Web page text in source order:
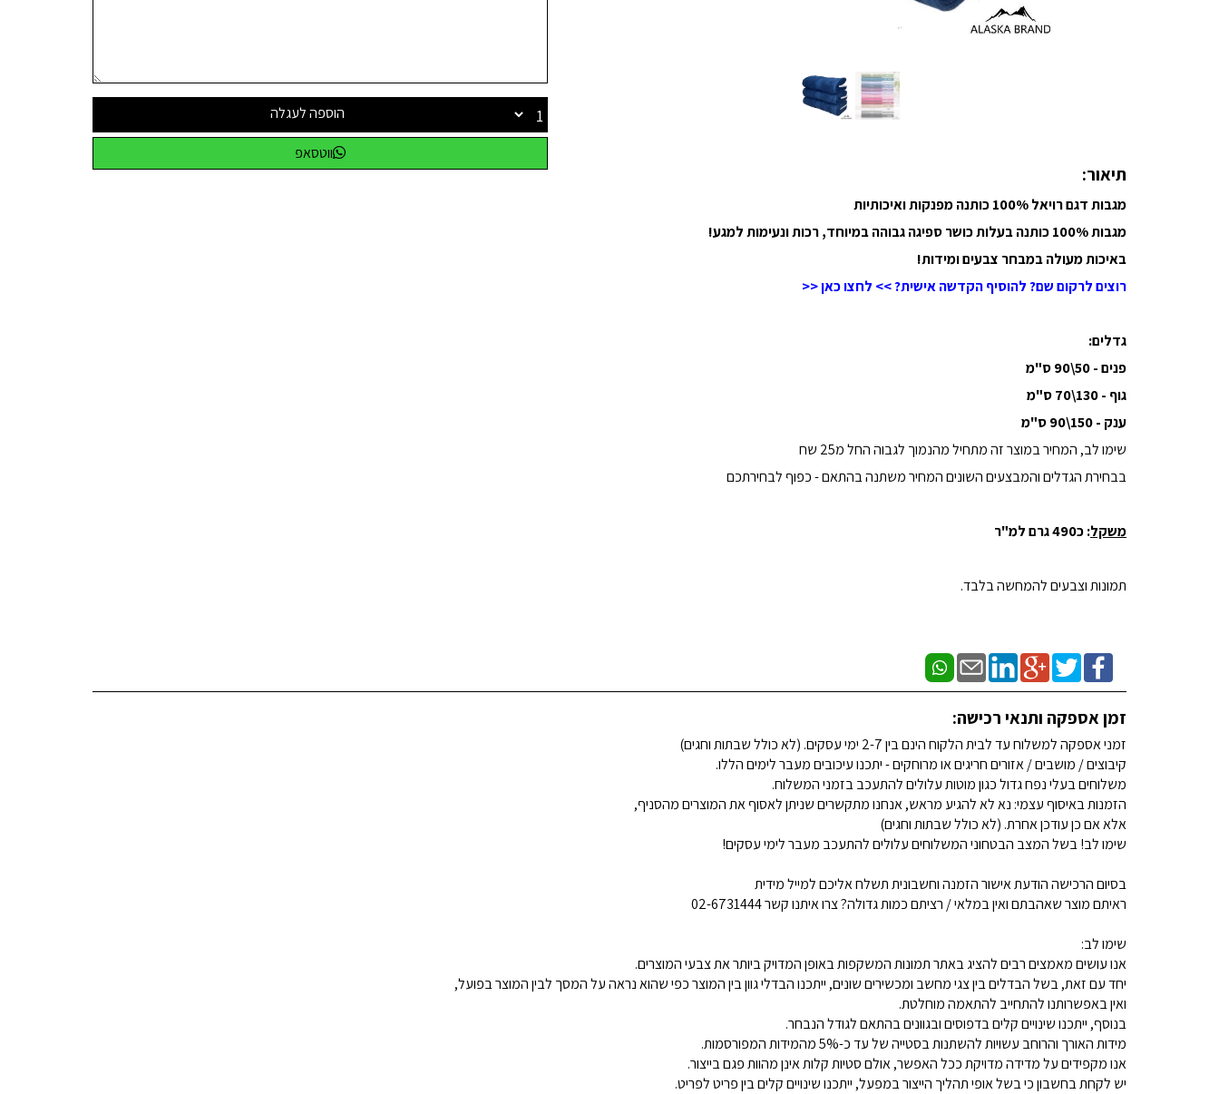
הוספה לעגלה
ווטסאפ
תיאור:
מגבות דגם רויאל 100% כותנה מפנקות ואיכותיות
מגבות 100% כותנה בעלות כושר ספיגה גבוהה במיוחד, רכות ונעימות למגע!
באיכות מעולה במבחר צבעים ומידות!
רוצים לרקום שם? להוסיף הקדשה אישית? >> לחצו כאן <<
גדלים:
פנים - 50\90 ס"מ
גוף - 130\70 ס"מ
ענק - 150\90 ס"מ
שימו לב, המחיר במוצר זה מתחיל מהנמוך לגבוה החל מ25 שח
בבחירת הגדלים והמבצעים השונים המחיר משתנה בהתאם - כפוף לבחירתכם
משקל: כ490 גרם למ"ר
תמונות וצבעים להמחשה בלבד.
זמן אספקה ותנאי רכישה:
זמני אספקה למשלוח עד לבית הלקוח הינם בין 2-7 ימי עסקים. (לא כולל שבתות וחגים)
קיבוצים / מושבים / אזורים חריגים או מרוחקים - יתכנו עיכובים מעבר לימים הללו.
משלוחים בעלי נפח גדול כגון מוטות עלולים להתעכב בזמני המשלוח.
הזמנות באיסוף עצמי: נא לא להגיע מראש, אנחנו מתקשרים שניתן לאסוף את המוצרים מהסניף,
אלא אם כן עודכן אחרת. (לא כולל שבתות וחגים)
שימו לב! בשל המצב הבטחוני המשלוחים עלולים להתעכב מעבר לימי עסקים!
בסיום הרכישה הודעת אישור הזמנה וחשבונית תשלח אליכם למייל מידית
ראיתם מוצר שאהבתם ואין במלאי / רציתם כמות גדולה? צרו איתנו קשר 02-6731444
שימו לב:
אנו עושים מאמצים רבים להציג באתר תמונות המשקפות באופן המדויק ביותר את צבעי המוצרים.
יחד עם זאת, בשל הבדלים בין צגי מחשב ומכשירים שונים, ייתכנו הבדלי גוון בין המוצר כפי שהוא נראה על המסך לבין המוצר בפועל,
ואין באפשרותנו להתחייב להתאמה מוחלטת.
בנוסף, ייתכנו שינויים קלים בדפוסים ובגוונים בהתאם לגודל הנבחר.
מידות האורך והרוחב עשויות להשתנות בסטייה של עד כ-5% מהמידות המפורסמות.
אנו מקפידים על מדידה מדויקת ככל האפשר, אולם סטיות קלות אינן מהוות פגם בייצור.
יש לקחת בחשבון כי בשל אופי תהליך הייצור במפעל, ייתכנו שינויים קלים בין פריט לפריט.